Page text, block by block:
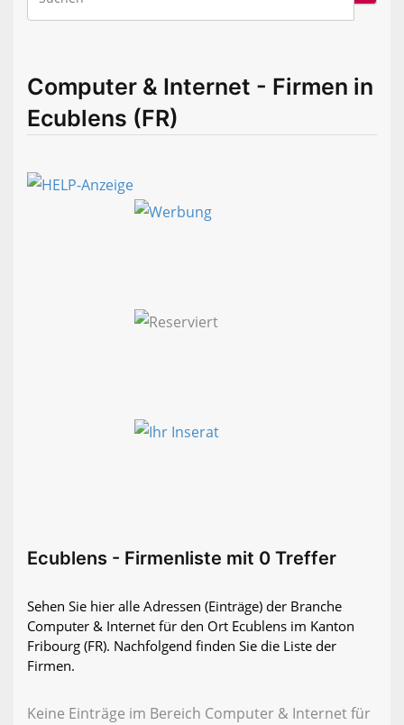
Computer & Internet - Firmen in
Ecublens (FR)
Ecublens - Firmenliste mit 0 Treffer
Sehen Sie hier alle Adressen (Einträge) der Branche
Computer & Internet für den Ort Ecublens im Kanton
Fribourg (FR). Nachfolgend finden Sie die Liste der
Firmen.
Keine Einträge im Bereich Computer & Internet für